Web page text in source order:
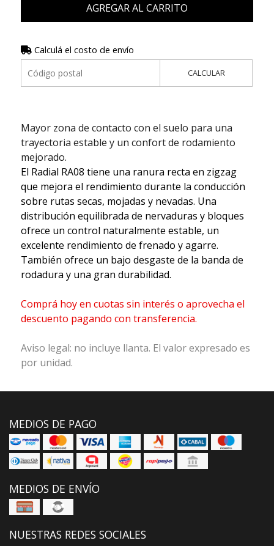
AGREGAR AL CARRITO
Calculá el costo de envío
CALCULAR
Mayor zona de contacto con el suelo para una
trayectoria estable y un confort de rodamiento
mejorado.
El Radial RA08 tiene una ranura recta en zigzag
que mejora el rendimiento durante la conducción
sobre rutas secas, mojadas y nevadas. Una
distribución equilibrada de nervaduras y bloques
ofrece un control naturalmente estable, un
excelente rendimiento de frenado y agarre.
También ofrece un bajo desgaste de la banda de
rodadura y una gran durabilidad.
Comprá hoy en cuotas sin interés o aprovecha el
descuento pagando con transferencia.
Aviso legal: no incluye llanta. El valor expresado es
por unidad.
MEDIOS DE PAGO
MEDIOS DE ENVÍO
NUESTRAS REDES SOCIALES